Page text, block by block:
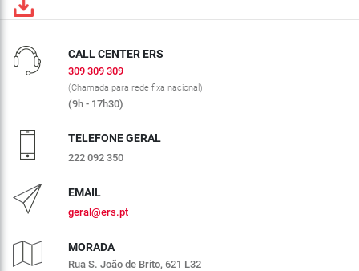
CALL CENTER ERS
309 309 309
(Chamada para rede fixa nacional)
(9h - 17h30)
TELEFONE GERAL
222 092 350
EMAIL
geral@ers.pt
MORADA
Rua S. João de Brito, 621 L32